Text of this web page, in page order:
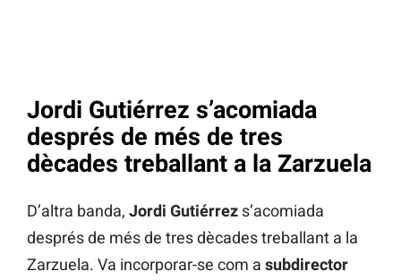
Jordi Gutiérrez s’acomiada
després de més de tres
dècades treballant a la Zarzuela
D’altra banda, Jordi Gutiérrez s’acomiada
després de més de tres dècades treballant a la
Zarzuela. Va incorporar-se com a subdirector